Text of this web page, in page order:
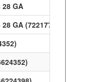
28 GA
GA (7221772)